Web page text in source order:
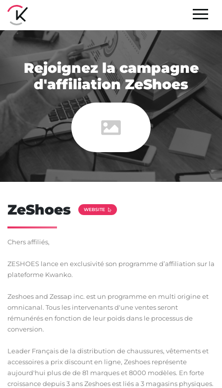
Rejoignez la campagne
d'affiliation ZeShoes
ZeShoes WEBSITE
Chers affiliés,
ZESHOES lance en exclusivité son programme d’affiliation sur la
plateforme Kwanko.
Zeshoes and Zessap inc. est un programme en multi origine et
omnicanal. Tous les intervenants d'une ventes seront
rémunérés en fonction de leur poids dans le processus de
conversion.
Leader Français de la distribution de chaussures, vêtements et
accessoires a prix discount en ligne, Zeshoes représente
aujourd'hui plus de de 81 marques et 8000 modèles. En forte
croissance depuis 3 ans Zeshoes est liés a 3 magasins physiques.